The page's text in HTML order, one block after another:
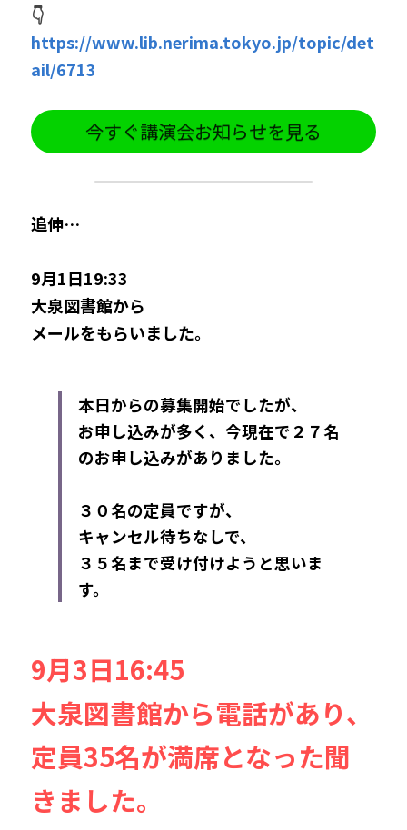
👇
https://www.lib.nerima.tokyo.jp/topic/det
ail/6713
今すぐ講演会お知らせを見る
追伸…
9月1日19:33
大泉図書館から
メールをもらいました。
本日からの募集開始でしたが、
お申し込みが多く、今現在で２７名
のお申し込みがありました。
３０名の定員ですが、
キャンセル待ちなしで、
３５名まで受け付けようと思いま
す。
9月3日16:45
大泉図書館から電話があり、
定員35名が満席となった聞
きました。